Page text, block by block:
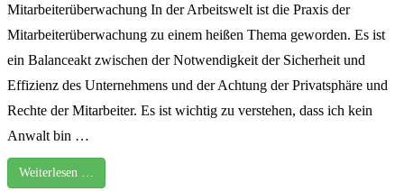
Mitarbeiterüberwachung In der Arbeitswelt ist die Praxis der
Mitarbeiterüberwachung zu einem heißen Thema geworden. Es ist
ein Balanceakt zwischen der Notwendigkeit der Sicherheit und
Effizienz des Unternehmens und der Achtung der Privatsphäre und
Rechte der Mitarbeiter. Es ist wichtig zu verstehen, dass ich kein
Anwalt bin …
Weiterlesen …